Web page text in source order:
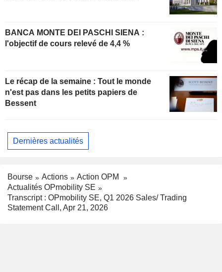
BANCA MONTE DEI PASCHI SIENA :
l'objectif de cours relevé de 4,4 %
Le récap de la semaine : Tout le monde
n'est pas dans les petits papiers de
Bessent
Dernières actualités
Bourse Actions
Action OPM
Actualités OPmobility SE
Transcript : OPmobility SE, Q1 2026 Sales/ Trading
Statement Call, Apr 21, 2026